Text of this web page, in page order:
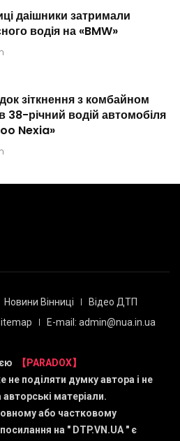
даішники затримали
водія на «BMW»
зіткнення з комбайном
38-річний водій автомобіля
Nexia»
Новини Вінниці
Відео ДТП
E-mail: admin@nua.in.ua
【PARADOX】
не поділяти думку автора і не
авторські матеріали.
або частковому
на " DTP.VN.UA " є